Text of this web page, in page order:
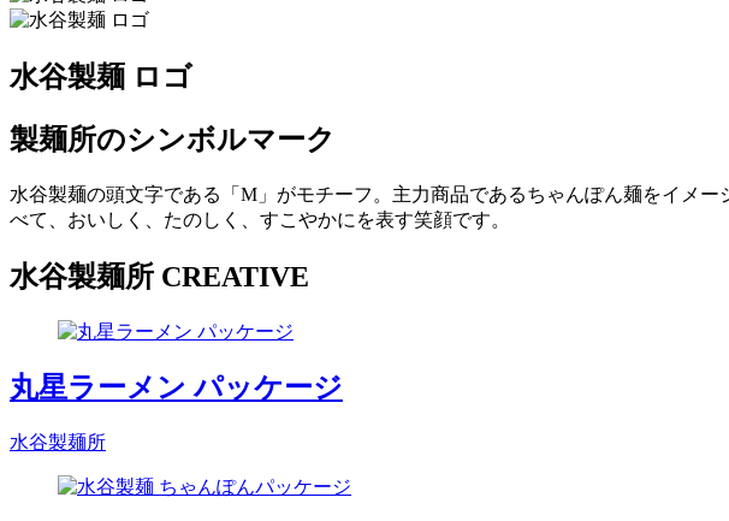
水谷製麺 ロゴ
製麺所のシンボルマーク
水谷製麺の頭文字である「M」がモチーフ。主力商品であるちゃんぽん麺をイメ
べて、おいしく、たのしく、すこやかにを表す笑顔です。
水谷製麺所 CREATIVE
丸星ラーメン パッケージ
水谷製麺所